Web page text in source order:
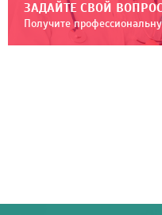
ЗАДАЙТЕ СВОЙ
Получите